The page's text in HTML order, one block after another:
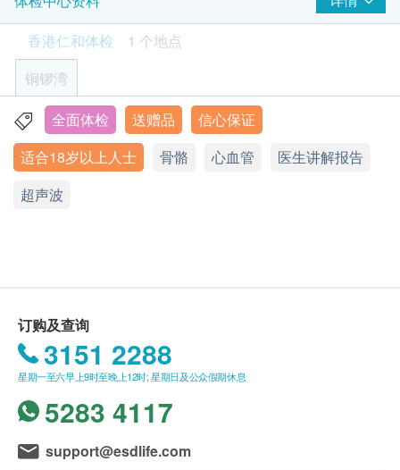
$800 AEON 礼券
胆管)
超声波(脾脏)
胰脏超声波
癌症指标
甲种胎蛋白 (肝癌)
胰脏肿瘤标记(CA19.9)
乳癌风险评估
鼻咽癌风险评估
病毒抗体检验 EBV
卵巢癌风险评估 重点项目
卵巢肿瘤指标 (癌抗原125) (只限女性)
*此体检计划只限铜锣湾世贸中心分店，预约期为逢星
期二、四、六（公众假期除外）
客户于完成检查后14工作天收到电子报告。 ( 星期
六、日及公众假期不计算在内 ; 如遇恶劣天气情况
( 8号或以上颱风信号 / 黑色暴雨 ) 化验所均会暂停
运作，报告亦相应会延迟完成时间 )
请注意: 由2021年9月1日起订购之身体检查计划或
疫苗计划，有效期为3个月，逾期作废。
由注册护士负责疫苗接种程序。
所有计划只适用于1人享用及只可享用1次 (不包括
2人同行计划)，亦不可兑换成现金及不可转换为其
服务及内容。
如体检计划包含空腹血糖需安排在上午9:00-10:00
开始进行。
三者或退款。
所有身体检查计划并非作为医务诊断或治疗用途。
所有身体检验计划由 香港仁和体检 提供。
香港仁和体检
1 个地点
铜锣湾
铜锣湾告士打道280号世贸中心34楼3401-03室
显示地图
热线电话：(852) 2156 5857
全面体检 送赠品
信心保证
适合18岁以上人士
骨骼 心血管
医生讲解报告
超声波
订购及查询
3151 2288
星期一至六早上9时至晚上12时; 星期日及公众假期休息
5283 4117
support@esdlife.com